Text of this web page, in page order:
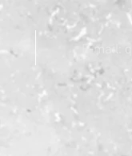
E-mail: